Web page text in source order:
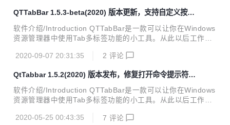
捕获窗口这个好用的功能。 QTTabBar是一款可以让你在Win
dows资源管理器中使用Tab多标签功能的小工具。从此以后工
作时不再遍布文件夹窗口，还有给力的文件夹预览功能，大大
TTabBa...
QTTabBar 1.5.3-beta(2020) 版本更新，支持自定义按钮
图片，新标签，视频文件预览
软件介绍/Introduction QTTabBar是一款可以让你在Windows
资源管理器中使用Tab多标签功能的小工具。从此以后工作时
了你工作的效率。就像IE 7和Firefox、Opera那样的。QTTab
显示状态栏等等。 主页 版本更新/Changes 1.5.3(2020) 增加
自定义按钮图片，支持按钮换肤功能；添加新功能，支持新开
标签页，默认取剪贴板的路径；增加支持视频预览图片功能 1.
示;添加语言配置文件 ...
2020-09-07 20:31:35 2 评论
QtTabbar 1.5.2(2020) 版本发布，修复打开命令提示符异
常
软件介绍/Introduction QTTabBar是一款可以让你在Windows
资源管理器中使用Tab多标签功能的小工具。从此以后工作时
了你工作的效率。就像IE 7和Firefox、Opera那样的。QTTab
2020-05-25 00:43:35 7 评论